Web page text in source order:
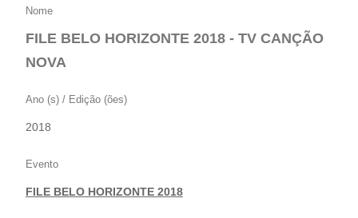
FILE
BELO
HORIZONTE
–
TV
NOVA
Nome
FILE BELO HORIZONTE 2018 - TV CANÇÃO
NOVA
Ano (s) / Edição (ões)
2018
Evento
FILE BELO HORIZONTE 2018